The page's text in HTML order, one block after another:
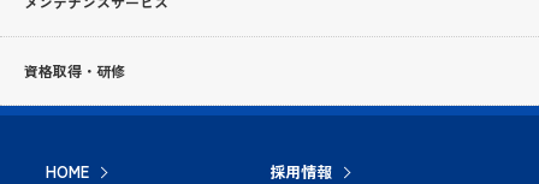
資格取得・研修
HOME
採用情報